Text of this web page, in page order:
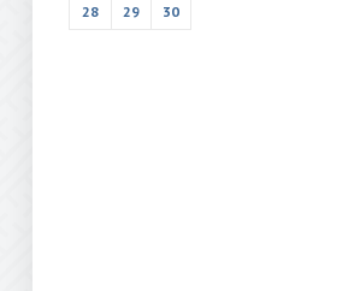
28
29 30